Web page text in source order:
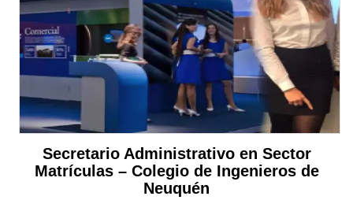
Secretario Administrativo en Sector
Matrículas – Colegio de Ingenieros de
Neuquén